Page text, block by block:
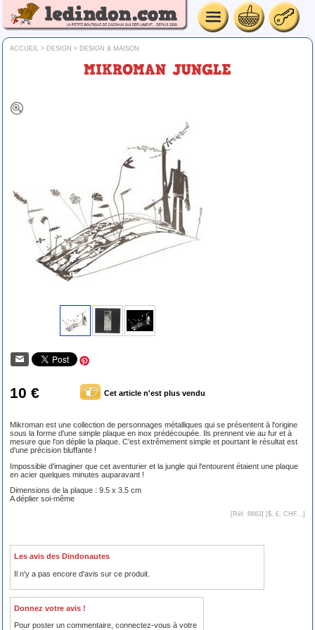
ACCUEIL > DESIGN > DESIGN & MAISON
MIKROMAN JUNGLE
10 € Cet article n'est plus vendu
Mikroman est une collection de personnages métalliques qui se présentent à l'origine
sous la forme d'une simple plaque en inox prédécoupée. Ils prennent vie au fur et à
mesure que l'on déplie la plaque. C'est extrêmement simple et pourtant le résultat est
d'une précision bluffante !
Impossible d'imaginer que cet aventurier et la jungle qui l'entourent étaient une plaque
en acier quelques minutes auparavant !
Dimensions de la plaque : 9.5 x 3.5 cm
A déplier soi-même
[Réf. 8663] [$, £, CHF... ]
Les avis des Dindonautes
Il n'y a pas encore d'avis sur ce produit.
Donnez votre avis !
Pour poster un commentaire, connectez-vous à votre